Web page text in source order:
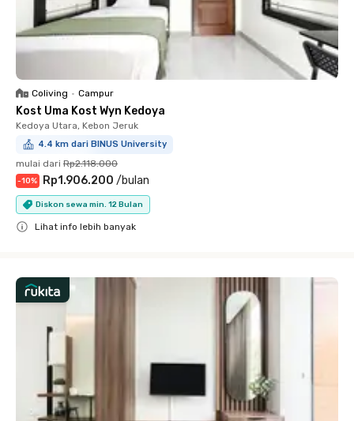
Coliving • Campur
Kost Uma Kost Wyn Kedoya
Kedoya Utara, Kebon Jeruk
4.4 km dari BINUS University
mulai dari Rp2.118.000
-10% Rp1.906.200 /bulan
Diskon sewa min. 12 Bulan
Lihat info lebih banyak